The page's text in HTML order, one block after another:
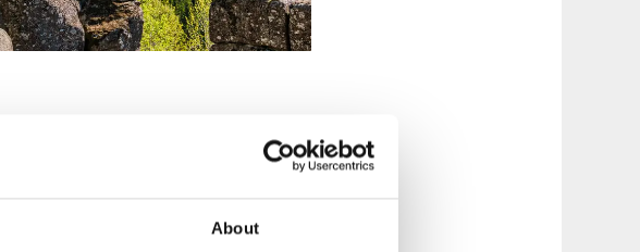
About
pool med utsikt. Checka